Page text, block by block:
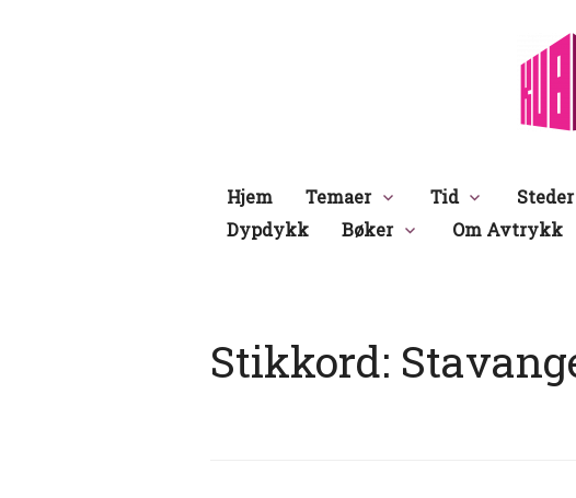
Hjem Temaer Tid Steder
Dypdykk
Bøker Om Avtrykk
Stikkord: